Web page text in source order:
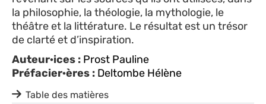
la philosophie, la théologie, la mythologie, le
théâtre et la littérature. Le résultat est un trésor
de clarté et d’inspiration.
Auteur·ices : Prost Pauline
Préfacier·ères : Deltombe Hélène
Table des matières